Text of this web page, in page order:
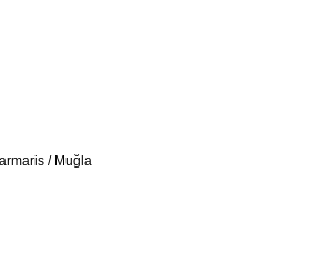
/ Muğla